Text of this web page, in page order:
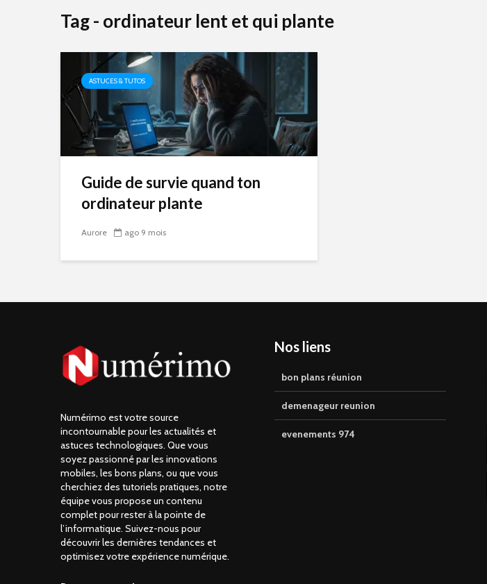
Tag - ordinateur lent et qui plante
ASTUCES & TUTOS
Guide de survie quand ton
ordinateur plante
Aurore ago 9 mois
Numérimo est votre source
incontournable pour les actualités et
astuces technologiques. Que vous
soyez passionné par les innovations
mobiles, les bons plans, ou que vous
cherchiez des tutoriels pratiques, notre
équipe vous propose un contenu
complet pour rester à la pointe de
l’informatique. Suivez-nous pour
découvrir les dernières tendances et
optimisez votre expérience numérique.
Nos liens
bon plans réunion
demenageur reunion
evenements 974